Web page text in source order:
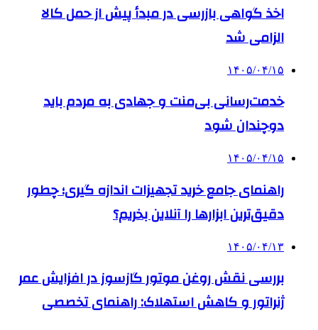
اخذ گواهی بازرسی در مبدأ پیش از حمل کالا
الزامی شد
۱۴۰۵/۰۴/۱۵
خدمت‌رسانی بی‌منت و جهادی به مردم باید
دوچندان شود
۱۴۰۵/۰۴/۱۵
راهنمای جامع خرید تجهیزات اندازه گیری؛ چطور
دقیق‌ترین ابزارها را آنلاین بخریم؟
۱۴۰۵/۰۴/۱۳
بررسی نقش روغن موتور گازسوز در افزایش عمر
ژنراتور و کاهش استهلاک: راهنمای تخصصی